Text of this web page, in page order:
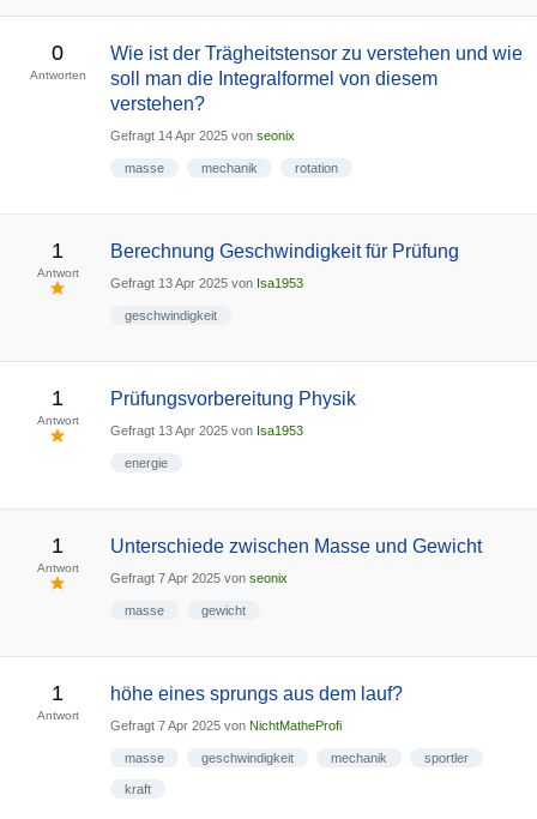
0
Antworten
Wie ist der Trägheitstensor zu verstehen und wie
soll man die Integralformel von diesem
verstehen?
Gefragt 14 Apr 2025 von seonix
masse mechanik rotation
1
Antwort
Berechnung Geschwindigkeit für Prüfung
Gefragt 13 Apr 2025 von Isa1953
geschwindigkeit
1
Antwort
Prüfungsvorbereitung Physik
Gefragt 13 Apr 2025 von Isa1953
energie
1
Antwort
Unterschiede zwischen Masse und Gewicht
Gefragt 7 Apr 2025 von seonix
masse gewicht
1
Antwort
höhe eines sprungs aus dem lauf?
Gefragt 7 Apr 2025 von NichtMatheProfi
masse geschwindigkeit mechanik sportler
kraft